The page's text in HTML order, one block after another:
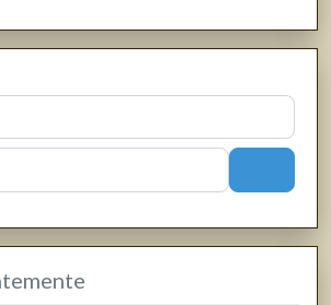
parafarmacias y herbolarios
y producción audiovisual